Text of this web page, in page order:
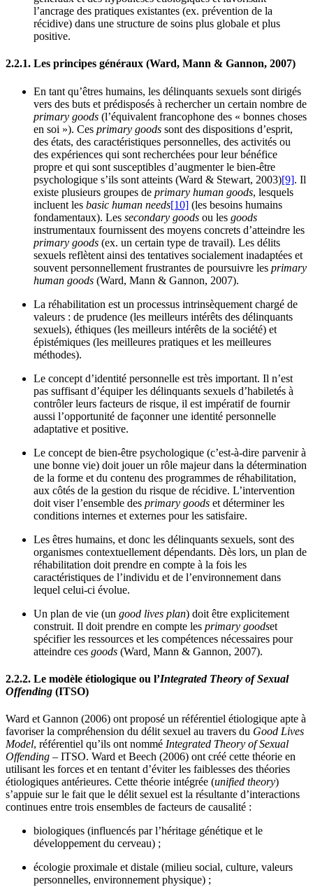
l’ancrage des pratiques existantes (ex. prévention de la
récidive) dans une structure de soins plus globale et plus
positive.
2.2.1. Les principes généraux (Ward, Mann & Gannon, 2007)
En tant qu’êtres humains, les délinquants sexuels sont dirigés
vers des buts et prédisposés à rechercher un certain nombre de
primary goods (l’équivalent francophone des « bonnes choses
en soi »). Ces primary goods sont des dispositions d’esprit,
des états, des caractéristiques personnelles, des activités ou
des expériences qui sont recherchées pour leur bénéfice
propre et qui sont susceptibles d’augmenter le bien-être
psychologique s’ils sont atteints (Ward & Stewart, 2003)[9]. Il
existe plusieurs groupes de primary human goods, lesquels
incluent les basic human needs[10] (les besoins humains
fondamentaux). Les secondary goods ou les goods
instrumentaux fournissent des moyens concrets d’atteindre les
primary goods (ex. un certain type de travail). Les délits
sexuels reflètent ainsi des tentatives socialement inadaptées et
souvent personnellement frustrantes de poursuivre les primary
human goods (Ward, Mann & Gannon, 2007).
La réhabilitation est un processus intrinsèquement chargé de
valeurs : de prudence (les meilleurs intérêts des délinquants
sexuels), éthiques (les meilleurs intérêts de la société) et
épistémiques (les meilleures pratiques et les meilleures
méthodes).
Le concept d’identité personnelle est très important. Il n’est
pas suffisant d’équiper les délinquants sexuels d’habiletés à
contrôler leurs facteurs de risque, il est impératif de fournir
aussi l’opportunité de façonner une identité personnelle
adaptative et positive.
Le concept de bien-être psychologique (c’est-à-dire parvenir à
une bonne vie) doit jouer un rôle majeur dans la détermination
de la forme et du contenu des programmes de réhabilitation,
aux côtés de la gestion du risque de récidive. L’intervention
doit viser l’ensemble des primary goods et déterminer les
conditions internes et externes pour les satisfaire.
Les êtres humains, et donc les délinquants sexuels, sont des
organismes contextuellement dépendants. Dès lors, un plan de
réhabilitation doit prendre en compte à la fois les
caractéristiques de l’individu et de l’environnement dans
lequel celui-ci évolue.
Un plan de vie (un good lives plan) doit être explicitement
construit. Il doit prendre en compte les primary goodset
spécifier les ressources et les compétences nécessaires pour
atteindre ces goods (Ward Mann & Gannon, 2007).
2.2.2. Le modèle étiologique ou l’Integrated Theory of Sexual
Offending (ITSO)
Ward et Gannon (2006) ont proposé un référentiel étiologique apte à
favoriser la compréhension du délit sexuel au travers du Good Lives
Model, référentiel qu’ils ont nommé Integrated Theory of Sexual
Offending – ITSO. Ward et Beech (2006) ont créé cette théorie en
utilisant les forces et en tentant d’éviter les faiblesses des théories
étiologiques antérieures. Cette théorie intégrée (unified theory)
s’appuie sur le fait que le délit sexuel est la résultante d’interactions
continues entre trois ensembles de facteurs de causalité :
biologiques (influencés par l’héritage génétique et le
développement du cerveau) ;
écologie proximale et distale (milieu social, culture, valeurs
personnelles, environnement physique) ;